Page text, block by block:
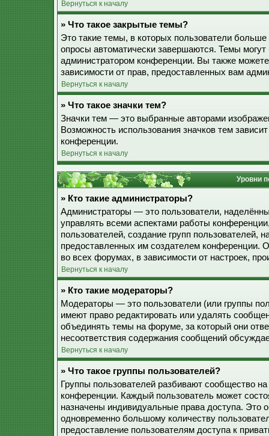
Вернуться к началу
» Что такое закрытые темы?
Это такие темы, в которых пользователи
опросы автоматически завершаются. Темы
администратором конференции. Вы также
зависимости от прав, предоставленных вам
Вернуться к началу
» Что такое значки тем?
Значки тем — это выбранные авторами
Возможность использования значков тем
конференции.
Вернуться к началу
Уровни
» Кто такие администраторы?
Администраторы — это пользователи,
управлять всеми аспектами работы
пользователей, создание групп пользователей,
предоставленных им создателем конференции.
во всех форумах, в зависимости от настроек,
Вернуться к началу
» Кто такие модераторы?
Модераторы — это пользователи (или группы
имеют право редактировать или удалять
объединять темы на форуме, за который они
несоответствия содержания сообщений
Вернуться к началу
» Что такое группы пользователей?
Группы пользователей разбивают сообщество
конференции. Каждый пользователь может
назначены индивидуальные права доступа. Это
одновременно большому количеству
предоставление пользователям доступа к